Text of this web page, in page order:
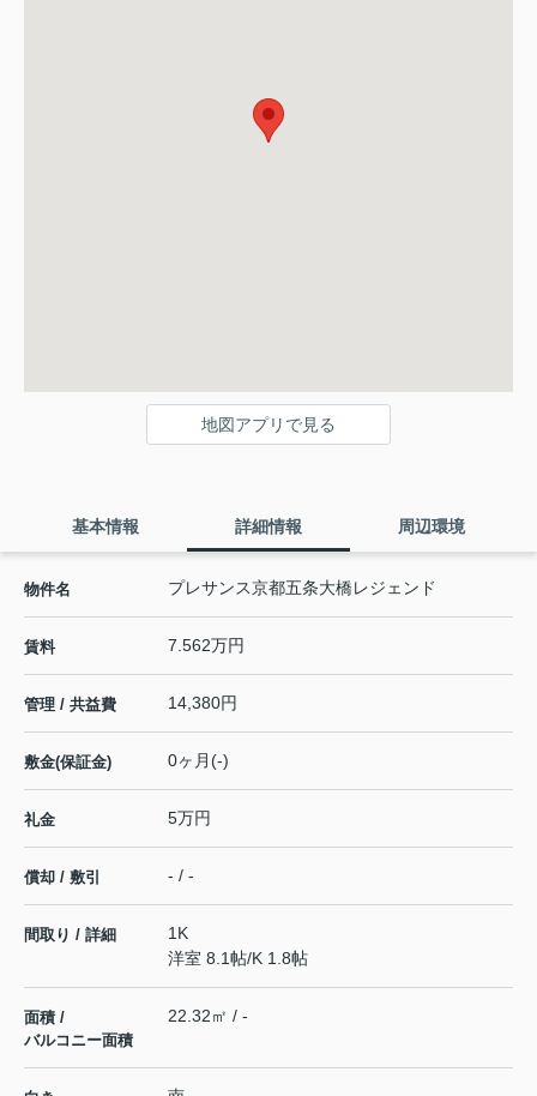
地図アプリで見る
基本情報 詳細情報 周辺環境
物件名 プレサンス京都五条大橋レジェンド
賃料 7.562万円
管理 / 共益費 14,380円
敷金(保証金) 0ヶ月(-)
礼金 5万円
償却 / 敷引 - / -
間取り / 詳細
1K
洋室 8.1帖/K 1.8帖
面積 /
バルコニー面積
22.32㎡ / -